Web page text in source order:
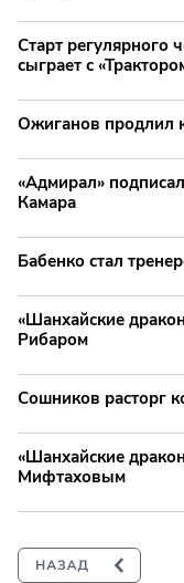
Старт регулярного
сыграет с
Ожиганов продлил
«Адмирал»
Камара
Бабенко стал
«Шанхайские
Рибаром
Сошников расторг
«Шанхайские
Мифтаховым